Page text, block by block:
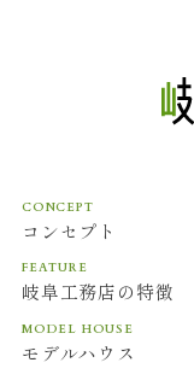
でご注意下さい
Google を含む
用して、当ウ
に当社の広告を
Initiative のオプ
て、Googleを
Cookieの使用
CONCEPT
コンセプト
FEATURE
岐阜工務店の特徴
MODEL HOUSE
モデルハウス